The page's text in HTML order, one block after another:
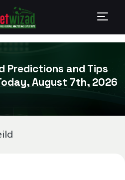
Predictions and Tips
August 7th, 2026